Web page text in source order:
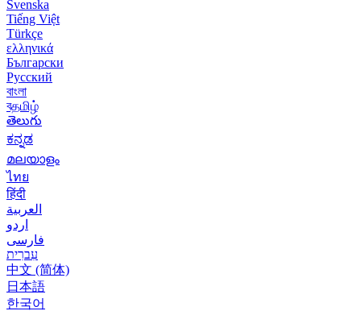
Svenska
Tiếng Việt
Türkçe
ελληνικά
Български
Русский
বাংলা
বதமிழ்
తెలుగు
ಕನ್ನಡ
മലയാളം
ไทย
हिंदी
العربية
اردو
فارسی
עִברִית
中文 (简体)
日本語
한국어